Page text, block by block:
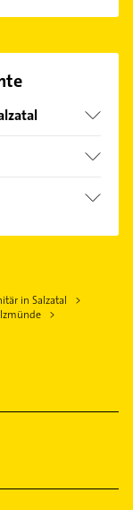
Adresse
in Salzatal